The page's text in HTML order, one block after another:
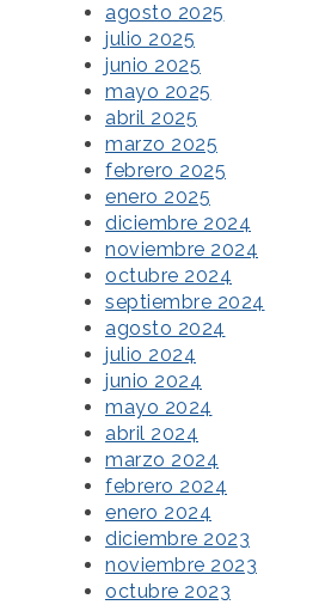
agosto 2025
julio 2025
junio 2025
mayo 2025
abril 2025
marzo 2025
febrero 2025
enero 2025
diciembre 2024
noviembre 2024
octubre 2024
septiembre 2024
agosto 2024
julio 2024
junio 2024
mayo 2024
abril 2024
marzo 2024
febrero 2024
enero 2024
diciembre 2023
noviembre 2023
octubre 2023